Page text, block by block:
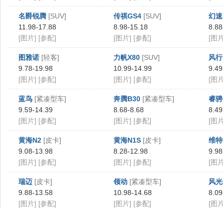
名爵锐腾 [SUV]
11.98-17.88
[图片] [参配]
传祺GS4 [SUV]
8.98-15.18
[图片] [参配]
幻
[图
图雅诺 [轻客]
9.78-19.98
[图片] [参配]
力帆X80 [SUV]
10.99-14.99
[图片] [参配]
风
[图
蓝鸟 [紧凑型车]
9.59-14.39
[图片] [参配]
奔腾B30 [紧凑型车]
8.68-8.68
[图片] [参配]
睿
[图
黄海N2 [皮卡]
9.08-13.98
[图片] [参配]
黄海N1S [皮卡]
8.28-12.98
[图片] [参配]
维
[图
瑞迈 [皮卡]
9.88-13.58
[图片] [参配]
领动 [紧凑型车]
10.98-14.68
[图片] [参配]
风
[图